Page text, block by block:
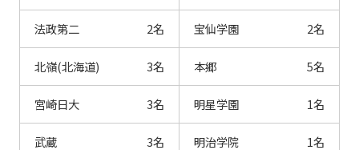
法政第二 2名 宝仙学園 2名
北嶺(北海道) 3名 本郷 5名
宮崎日大 3名 明星学園 1名
武蔵 3名 明治学院 1名